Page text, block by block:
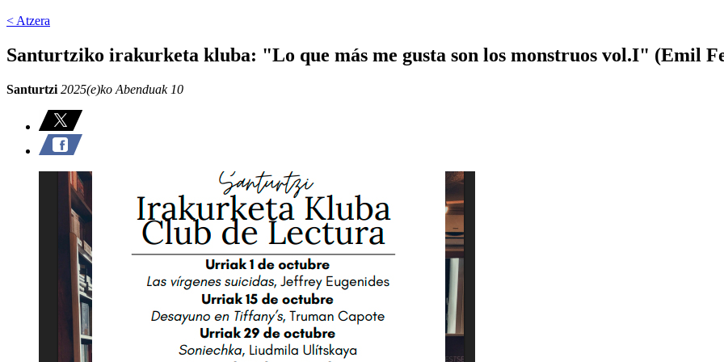
< Atzera
Santurtziko irakurketa kluba: "Lo que más me gusta son los monstruos vol.I" (Emil
Santurtzi 2025(e)ko Abenduak 10